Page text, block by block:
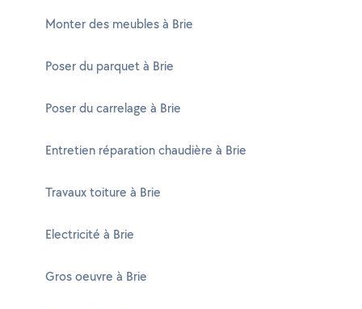
Monter des meubles à Brie
Poser du parquet à Brie
Poser du carrelage à Brie
Entretien réparation chaudière à Brie
Travaux toiture à Brie
Electricité à Brie
Gros oeuvre à Brie